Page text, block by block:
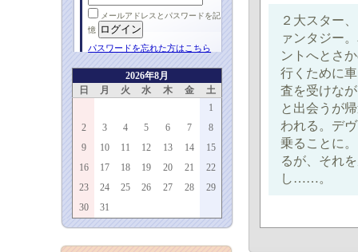
メールアドレスとパスワードを記
憶
パスワードを忘れた方はこちら
2026年8月
日
月 火 水 木 金
土
1
2
3 4 5 6 7
8
9
10 11 12 13 14
15
16
17 18 19 20 21
22
23
24 25 26 27 28
29
30
31
２大スター
ァンタジー
ントへとさ
行くために
査を受けな
と出会うが
われる。デ
乗ることに
るが、それ
し……。